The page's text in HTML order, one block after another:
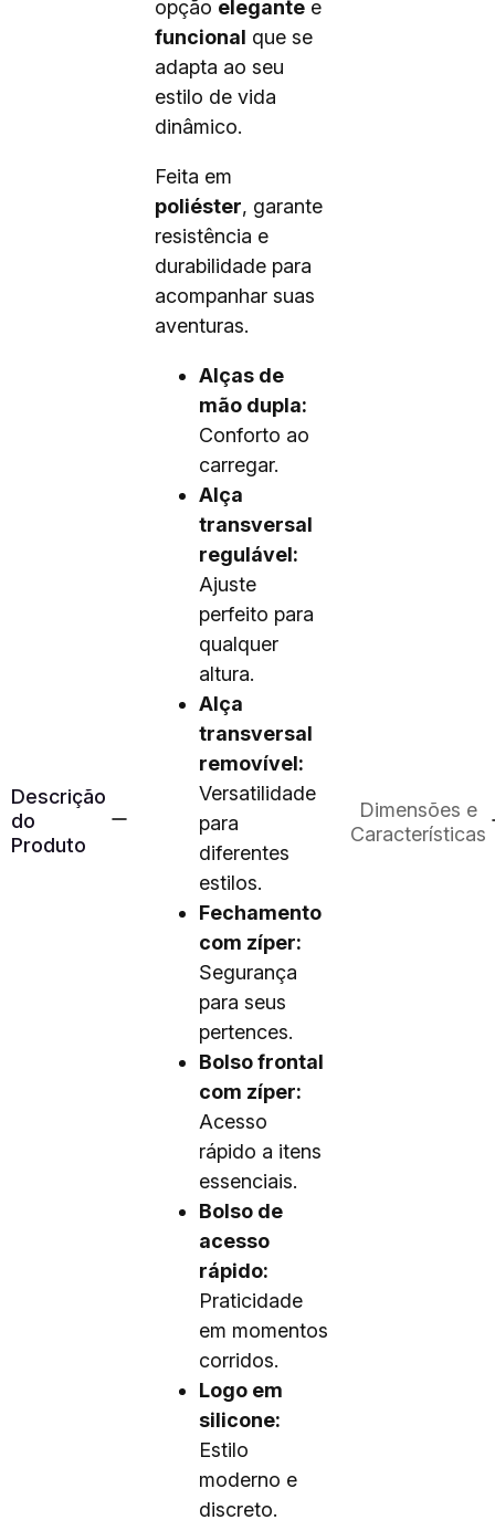
Descrição
do
Produto
opção elegante e
funcional que se
adapta ao seu
estilo de vida
dinâmico.
Feita em
poliéster, garante
resistência e
durabilidade para
acompanhar suas
aventuras.
Alças de
mão dupla:
Conforto ao
carregar.
Alça
transversal
regulável:
Ajuste
perfeito para
qualquer
altura.
Alça
transversal
removível:
Versatilidade
para
diferentes
estilos.
Fechamento
com zíper:
Segurança
para seus
pertences.
Bolso frontal
com zíper:
Acesso
rápido a itens
essenciais.
Bolso de
acesso
rápido:
Praticidade
em momentos
corridos.
Logo em
silicone:
Estilo
moderno e
discreto.
Dimensões e
Características